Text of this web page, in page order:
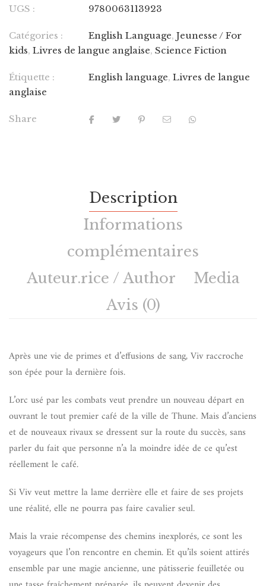
UGS : 9780063113923
Catégories : English Language, Jeunesse / For
kids, Livres de langue anglaise, Science Fiction
Étiquette : English language, Livres de langue
anglaise
Share
Description
Informations
complémentaires
Auteur.rice / Author
Media
Avis (0)
Après une vie de primes et d’effusions de sang, Viv raccroche
son épée pour la dernière fois.
L’orc usé par les combats veut prendre un nouveau départ en
ouvrant le tout premier café de la ville de Thune. Mais d’anciens
et de nouveaux rivaux se dressent sur la route du succès, sans
parler du fait que personne n’a la moindre idée de ce qu’est
réellement le café.
Si Viv veut mettre la lame derrière elle et faire de ses projets
une réalité, elle ne pourra pas faire cavalier seul.
Mais la vraie récompense des chemins inexplorés, ce sont les
voyageurs que l’on rencontre en chemin. Et qu’ils soient attirés
ensemble par une magie ancienne, une pâtisserie feuilletée ou